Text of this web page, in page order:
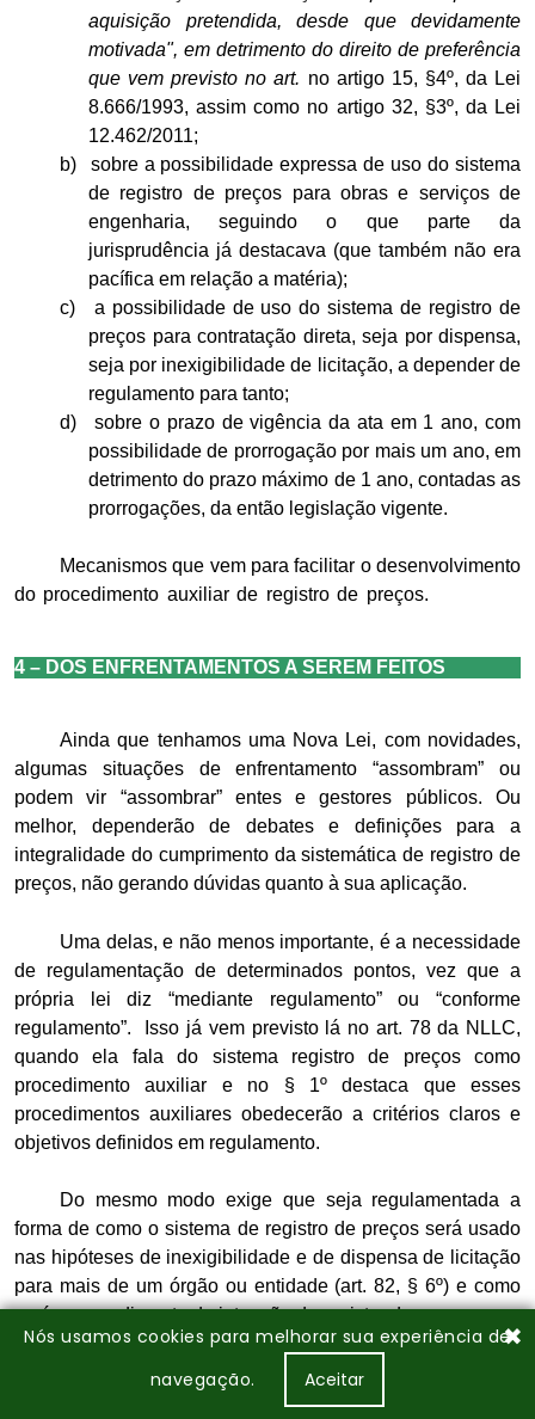
Nós usamos cookies para melhorar sua experiência de
navegação.
Aceitar
✖